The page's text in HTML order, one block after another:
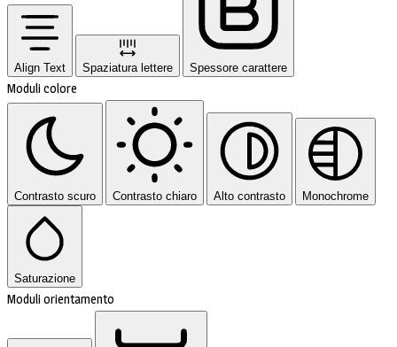
Align Text Spaziatura lettere Spessore carattere
Moduli colore
Contrasto scuro Contrasto chiaro Alto contrasto Monochrome
Saturazione
Moduli orientamento